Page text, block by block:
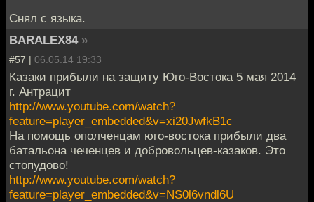
Снял с языка.
BARALEX84 »
#57 | 06.05.14 19:33
Казаки прибыли на защиту Юго-Востока 5 мая 2014
г. Антрацит
http://www.youtube.com/watch?
feature=player_embedded&v=xi20JwfkB1c
На помощь ополченцам юго-востока прибыли два
батальона чеченцев и добровольцев-казаков. Это
стопудово!
http://www.youtube.com/watch?
feature=player_embedded&v=NS0l6vndl6U